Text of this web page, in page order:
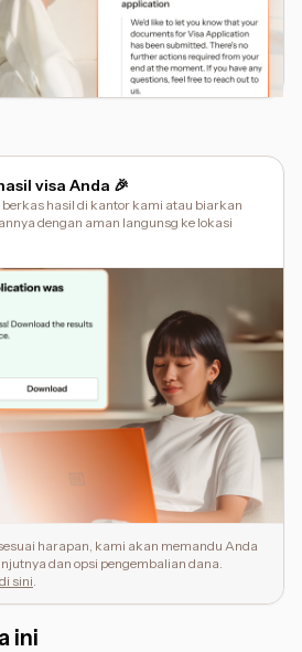
visa Anda 🎉
hasil di kantor kami atau biarkan
dengan aman langunsg ke lokasi
harapan, kami akan memandu Anda
dan opsi pengembalian dana.
di sini.
ini